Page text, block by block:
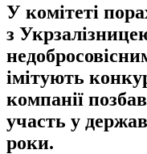
У комітеті
з
імітують
компанії
участь у
роки.